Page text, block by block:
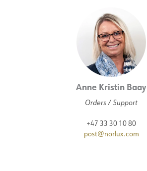
Anne Kristin Baay
Orders / Support
+47 33 30 10 80
post@norlux.com